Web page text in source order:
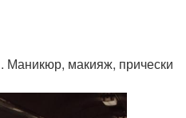
Маникюр, макияж, прически